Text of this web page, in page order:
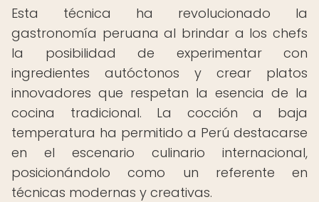
Esta técnica ha revolucionado la
gastronomía peruana al brindar a los chefs
la posibilidad de experimentar con
ingredientes autóctonos y crear platos
innovadores que respetan la esencia de la
cocina tradicional. La cocción a baja
temperatura ha permitido a Perú destacarse
en el escenario culinario internacional,
posicionándolo como un referente en
técnicas modernas y creativas.